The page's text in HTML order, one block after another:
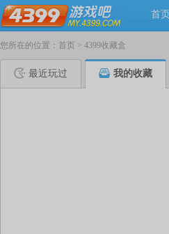
首页
您所在的位置： 首页 > 4399收藏盒
最近玩过 我的收藏